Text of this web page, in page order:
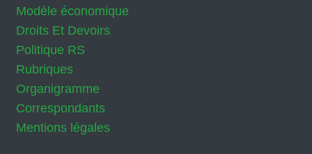
Modèle économique
Droits Et Devoirs
Politique RS
Rubriques
Organigramme
Correspondants
Mentions légales